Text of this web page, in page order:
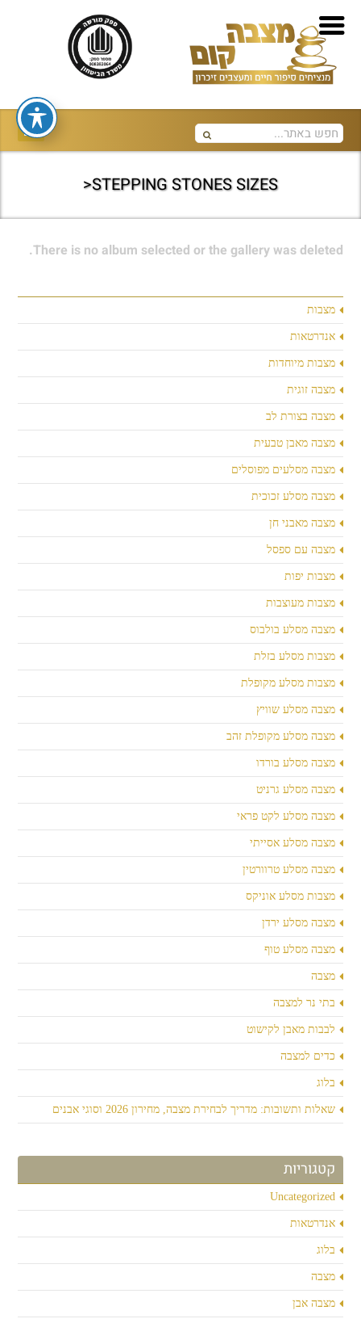
STEPPING STONES SIZES<
מצבות
אנדרטאות
מצבות מיוחדות
מצבה זוגית
מצבה בצורת לב
מצבה מאבן טבעית
מצבה מסלעים מפוסלים
מצבה מסלע זכוכית
מצבה מאבני חן
מצבה עם ספסל
מצבות יפות
מצבות מעוצבות
מצבה מסלע בולבוס
מצבות מסלע בזלת
מצבות מסלע מקופלת
מצבה מסלע שוויץ
מצבה מסלע מקופלת זהב
מצבה מסלע בורדו
מצבה מסלע גרניט
מצבה מסלע לקט פראי
מצבה מסלע אסייתי
מצבה מסלע טרוורטין
מצבות מסלע אוניקס
מצבה מסלע ירדן
מצבה מסלע טוף
מצבה
בתי נר למצבה
לבבות מאבן לקישוט
כדים למצבה
בלוג
שאלות ותשובות: מדריך לבחירת מצבה, מחירון 2026 וסוגי אבנים
קטגוריות
Uncategorized
אנדרטאות
בלוג
מצבה
מצבה אבן
There is no album selected or the gallery was deleted.